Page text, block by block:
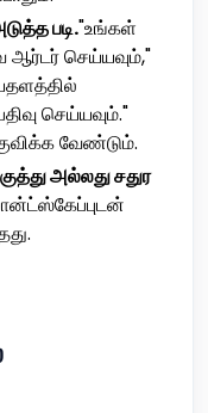
படி."உங்கள்
செய்யவும்,"
செய்யவும்."
வேண்டும்.
அல்லது சதுர